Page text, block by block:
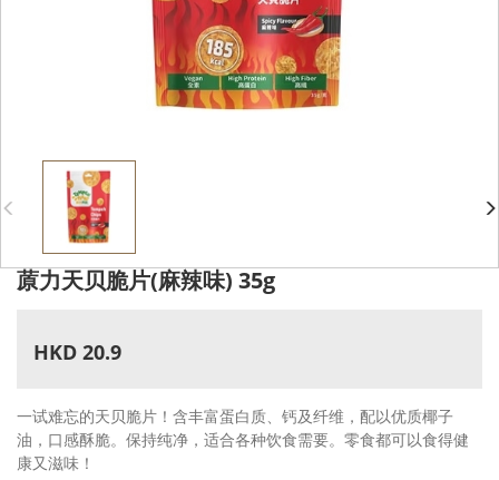
蒝力天贝脆片(麻辣味) 35g
HKD 20.9
一试难忘的天贝脆片！含丰富蛋白质、钙及纤维，配以优质椰子
油，口感酥脆。保持纯净，适合各种饮食需要。零食都可以食得健
康又滋味！